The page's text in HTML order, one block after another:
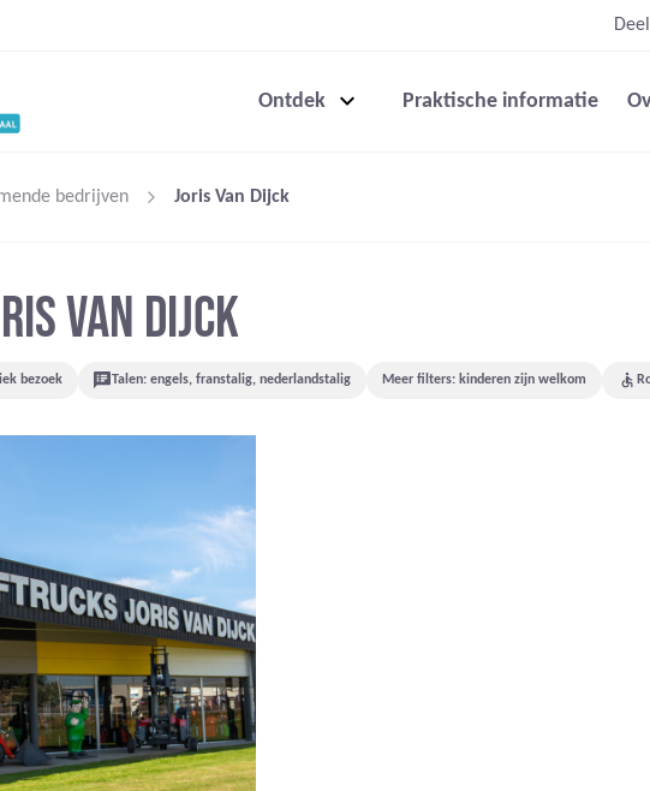
Ontdek Praktische informatie
bedrijven Joris Van Dijck
VAN DIJCK
bezoek Talen: engels, franstalig, nederlandstalig Meer filters: kinderen zijn welkom